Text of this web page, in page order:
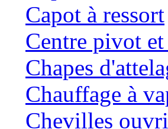
Capot à ressort
Centre pivot et
Chapes
Chauffage à
Chevilles